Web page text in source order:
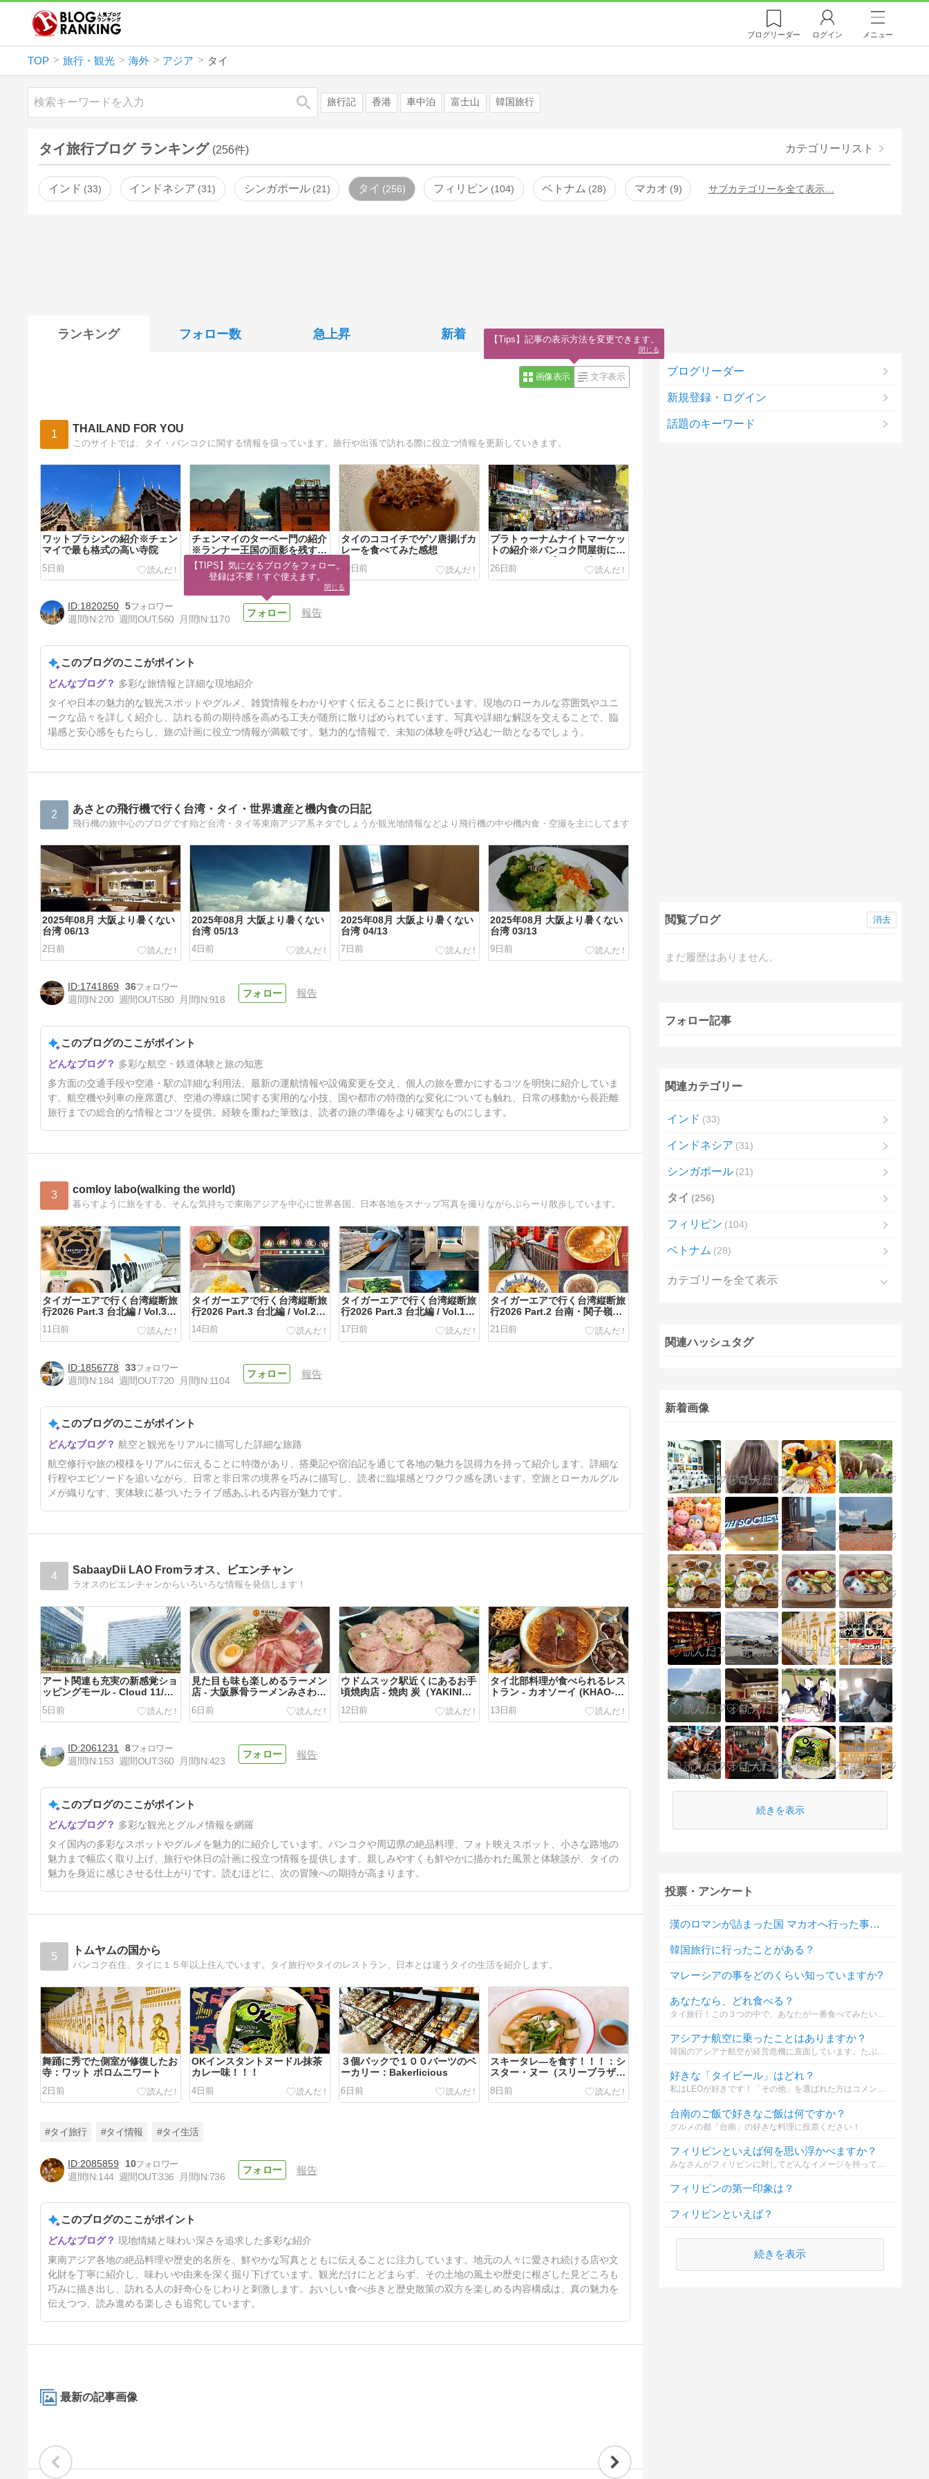
ブログリーダー ログイン メニュー
TOP 旅行・観光 海外 アジア タイ
検索 旅行記 香港 車中泊 富士山 韓国旅行
タイ旅行ブログ ランキング (256件) カテゴリーリスト
インド 33 インドネシア 31 シンガポール 21 タイ 256 フィリピン 104 ベトナム 28 マカオ 9 サブカテゴリーを全て表示…
ランキング フォロー数 急上昇 新着
画像表示 文字表示
1 THAILAND FOR YOU
このサイトでは、タイ・バンコクに関する情報を扱っています。旅行や出張で訪れる際に役立つ情報を更新していきます。
ワットプラシンの紹介※チェン
マイで最も格式の高い寺院
5日前
チェンマイのターペー門の紹介
※ランナー王国の面影を残す旧
市街のシンボル
12日前
タイのココイチでゲソ唐揚げカ
レーを食べてみた感想
19日前
プラトゥーナムナイトマーケッ
トの紹介※バンコク問屋街に現
れるローカル感のある夜市
26日前
日本のセブンイレブンのCAFE
BOXガパオライスを食べてみ
33日前
1820250 5
週間IN:270 週間OUT:560 月間IN:1170
報告
このブログのここがポイント
多彩な旅情報と詳細な現地紹介
タイや日本の魅力的な観光スポットやグルメ、雑貨情報をわかりやすく伝えることに長けています。現地のローカルな雰囲気やユニ
ークな品々を詳しく紹介し、訪れる前の期待感を高める工夫が随所に散りばめられています。写真や詳細な解説を交えることで、臨
場感と安心感をもたらし、旅の計画に役立つ情報が満載です。魅力的な情報で、未知の体験を呼び込む一助となるでしょう。
2 あさとの飛行機で行く台湾・タイ・世界遺産と機内食の日記
飛行機の旅中心のブログです殆ど台湾・タイ等東南アジア系ネタでしょうか観光地情報などより飛行機の中や機内食・空撮を主にしてます
2025年08月 大阪より暑くない
台湾 06/13
2日前
2025年08月 大阪より暑くない
台湾 05/13
4日前
2025年08月 大阪より暑くない
台湾 04/13
7日前
2025年08月 大阪より暑くない
台湾 03/13
9日前
2025年08月 大阪より暑くない
台湾 02/13
11日前
1741869
36
週間IN:200 週間OUT:580 月間IN:918
報告
このブログのここがポイント
多彩な航空・鉄道体験と旅の知恵
多方面の交通手段や空港・駅の詳細な利用法、最新の運航情報や設備変更を交え、個人の旅を豊かにするコツを明快に紹介していま
す。航空機や列車の座席選び、空港の導線に関する実用的な小技、国や都市の特徴的な変化についても触れ、日常の移動から長距離
旅行までの総合的な情報とコツを提供。経験を重ねた筆致は、読者の旅の準備をより確実なものにします。
3 comloy labo(walking the world)
暮らすように旅をする、そんな気持ちで東南アジアを中心に世界各国、日本各地をスナップ写真を撮りながらぶらーり散歩しています。
タイガーエアで行く台湾縦断旅
行2026 Part.3 台北編 / Vol.3
IT202 台北→成田搭乗記 ～
Homee KITCHENとプラザプレ
ミアラウンジで旅を締めくくる
11日前
タイガーエアで行く台湾縦断旅
行2026 Part.3 台北編 / Vol.2
南機場夜市 台北最後の夜はロ
ーカルグルメ三昧
14日前
タイガーエアで行く台湾縦断旅
行2026 Part.3 台北編 / Vol.1
シーザーメトロ台北宿泊記〜陽
明山温泉郷・川湯温泉で過ごす
台北の夜〜
17日前
タイガーエアで行く台湾縦断旅
行2026 Part.2 台南・関子嶺編
/ Vol.2 関子嶺泥温泉 10年ぶり
に訪れた台湾唯一の泥温泉
21日前
タイガーエアで行く台湾縦断旅
行2026 Part.2 台南・関子嶺編
ChengGong宿泊記〜再び味わ
う台南グルメ〜
24日前
1856778
33
週間IN:184 週間OUT:720 月間IN:1104
報告
このブログのここがポイント
航空と観光をリアルに描写した詳細な旅路
航空修行や旅の模様をリアルに伝えることに特徴があり、搭乗記や宿泊記を通じて各地の魅力を説得力を持って紹介します。詳細な
行程やエピソードを追いながら、日常と非日常の境界を巧みに描写し、読者に臨場感とワクワク感を誘います。空旅とローカルグル
メが織りなす、実体験に基づいたライブ感あふれる内容が魅力です。
4 SabaayDii LAO Fromラオス、ビエンチャン
ラオスのビエンチャンからいろいろな情報を発信します！
アート関連も充実の新感覚ショ
ッピングモール - Cloud 11/
イ）
5日前
見た目も味も楽しめるラーメン
店 - 大阪豚骨ラーメンみさわ -
6日前
ウドムスック駅近くにあるお手
頃焼肉店 - 焼肉 炭（YAKINIKU
12日前
タイ北部料理が食べられるレス
トラン - カオソーイ (KHAO-
13日前
バンコク・1Day・トリップ
（ナコーンラチャシーマー）⑭
ャシーマー県・タイ）
19日前
2061231
8
週間IN:153 週間OUT:360 月間IN:423
報告
このブログのここがポイント
多彩な観光とグルメ情報を網羅
タイ国内の多彩なスポットやグルメを魅力的に紹介しています。バンコクや周辺県の絶品料理、フォト映えスポット、小さな路地の
魅力まで幅広く取り上げ、旅行や休日の計画に役立つ情報を提供します。親しみやすくも鮮やかに描かれた風景と体験談が、タイの
魅力を身近に感じさせる仕上がりです。読むほどに、次の冒険への期待が高まります。
5 トムヤムの国から
バンコク在住、タイに１５年以上住んでいます。タイ旅行やタイのレストラン、日本とは違うタイの生活を紹介します。
舞踊に秀でた側室が修復したお
寺：ワット ボロムニワート
2日前
OKインスタントヌードル抹茶
カレー味！！！
4日前
３個パックで１００バーツのベ
ーカリー：Bakerlicious
6日前
スキータレ―を食す！！！：シ
スター・ヌー（スリーブラザー
ズ）
8日前
を眺める遊歩道：ワット マハ
ーウォン
10日前
#タイ旅行 #タイ情報 #タイ生活
2085859
10
週間IN:144 週間OUT:336 月間IN:736
報告
このブログのここがポイント
現地情緒と味わい深さを追求した多彩な紹介
東南アジア各地の絶品料理や歴史的名所を、鮮やかな写真とともに伝えることに注力しています。地元の人々に愛され続ける店や文
化財を丁寧に紹介し、味わいや由来を深く掘り下げています。観光だけにとどまらず、その土地の風土や歴史に根ざした見どころも
巧みに描き出し、訪れる人の好奇心をじわりと刺激します。おいしい食べ歩きと歴史散策の双方を楽しめる内容構成は、真の魅力を
伝えつつ、読み進める楽しさも追究しています。
最新の記事画像
ブログリーダー
新規登録・ログイン
話題のキーワード
閲覧ブログ
まだ履歴はありません。
消去
フォロー記事
関連カテゴリー
インド 33
インドネシア 31
シンガポール 21
タイ 256
フィリピン 104
ベトナム 28
カテゴリーを全て表示
関連ハッシュタグ
新着画像
続きを表示
投票・アンケート
漢のロマンが詰まった国 マカオへ行った事はありますか？
韓国旅行に行ったことがある？
マレーシアの事をどのくらい知っていますか?
あなたなら、どれ食べる？
タイ旅行！この３つの中で、あなたが一番食べてみたいタイ鍋は？
アシアナ航空に乗ったことはありますか？
韓国のアシアナ航空が経営危機に直面しています。たぶん、売却以外に道はないのですが...ところで、皆さんはアシアナ航空に乗ったことはございますか？
好きな「タイビール」はどれ？
私はLEOが好きです！「その他」を選ばれた方はコメント欄に銘柄を記入していただけると嬉しいです。よろしくお願いします。乾杯！
台南のご飯で好きなご飯は何ですか？
グルメの都「台南」の好きな料理に投票ください！
フィリピンといえば何を思い浮かべますか？
みなさんがフィリピンに対してどんなイメージを持っているのか知りたいです。アンケートにご協力ください！
フィリピンの第一印象は？
フィリピンといえば？
続きを表示
【TIPS】気になるブログをフォロー。
登録は不要！すぐ使えます。
閉じる
【Tips】記事の表示方法を変更できます。
閉じる